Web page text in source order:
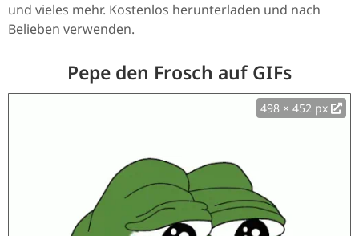
und vieles mehr. Kostenlos herunterladen und nach
Belieben verwenden.
Pepe den Frosch auf GIFs
498 × 452 px